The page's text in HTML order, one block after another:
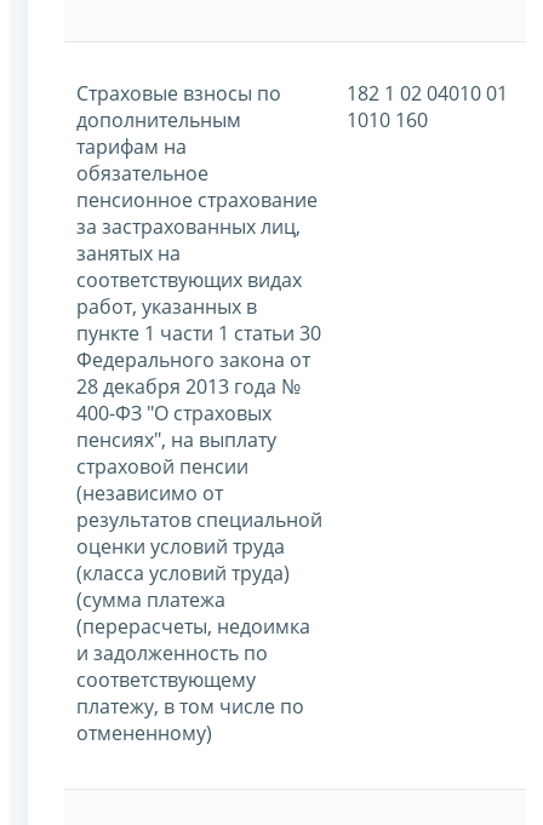
Страховые взносы по
дополнительным
тарифам на
обязательное
пенсионное страхование
за застрахованных лиц,
занятых на
соответствующих видах
работ, указанных в
пункте 1 части 1 статьи 30
Федерального закона от
28 декабря 2013 года №
400-ФЗ "О страховых
пенсиях", на выплату
страховой пенсии
(независимо от
результатов специальной
оценки условий труда
(класса условий труда)
(сумма платежа
(перерасчеты, недоимка
и задолженность по
соответствующему
платежу, в том числе по
отмененному)
182 1 02 04010 01
1010 160